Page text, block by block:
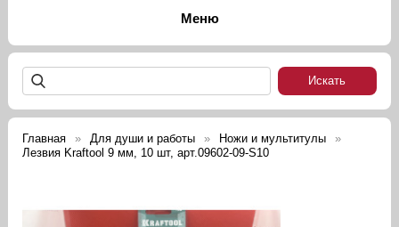
Главная Для души и работы
Ножи и мультитулы
Лезвия Kraftool 9 мм, 10 шт, арт.09602-09-S10